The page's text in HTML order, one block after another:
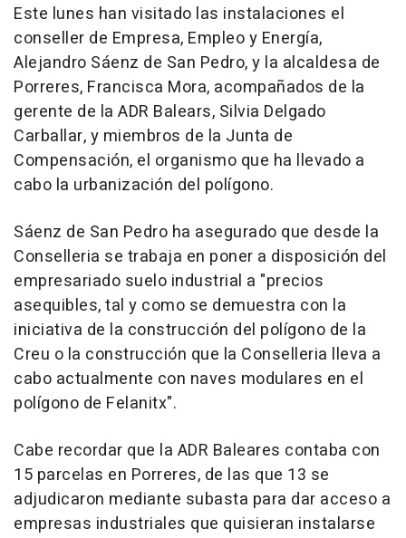
Este lunes han visitado las instalaciones el
conseller de Empresa, Empleo y Energía,
Alejandro Sáenz de San Pedro, y la alcaldesa de
Porreres, Francisca Mora, acompañados de la
gerente de la ADR Balears, Silvia Delgado
Carballar, y miembros de la Junta de
Compensación, el organismo que ha llevado a
cabo la urbanización del polígono.
Sáenz de San Pedro ha asegurado que desde la
Conselleria se trabaja en poner a disposición del
empresariado suelo industrial a "precios
asequibles, tal y como se demuestra con la
iniciativa de la construcción del polígono de la
Creu o la construcción que la Conselleria lleva a
cabo actualmente con naves modulares en el
polígono de Felanitx".
Cabe recordar que la ADR Baleares contaba con
15 parcelas en Porreres, de las que 13 se
adjudicaron mediante subasta para dar acceso a
empresas industriales que quisieran instalarse